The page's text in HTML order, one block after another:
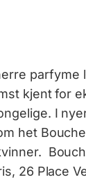
parfyme
kjent for
I
het
26 Place